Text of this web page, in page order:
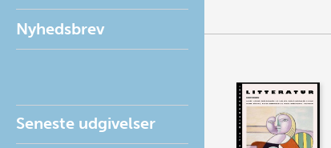
Nyhedsbrev
Seneste udgivelser